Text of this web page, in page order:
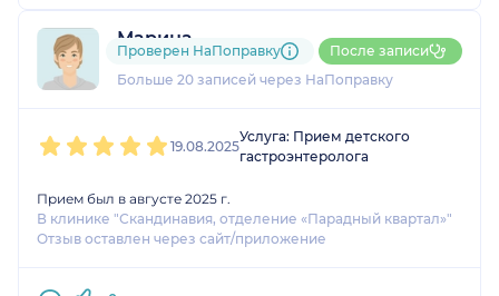
Марина
1 оценка
Больше 20 записей через НаПоправку
Проверен НаПоправку После записи
19.08.2025
Услуга: Прием детского
гастроэнтеролога
Прием был в августе 2025 г.
В клинике "Скандинавия, отделение «Парадный квартал»"
Отзыв оставлен через сайт/приложение